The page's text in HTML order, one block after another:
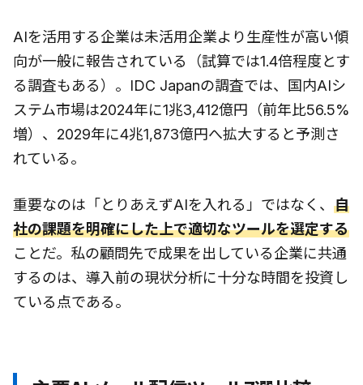
AIを活用する企業は未活用企業より生産性が高い傾
向が一般に報告されている（試算では1.4倍程度とす
る調査もある）。IDC Japanの調査では、国内AIシ
ステム市場は2024年に1兆3,412億円（前年比56.5%
増）、2029年に4兆1,873億円へ拡大すると予測さ
れている。
重要なのは「とりあえずAIを入れる」ではなく、 自
社の課題を明確にした上で適切なツールを選定する
ことだ。私の顧問先で成果を出している企業に共通
するのは、導入前の現状分析に十分な時間を投資し
ている点である。